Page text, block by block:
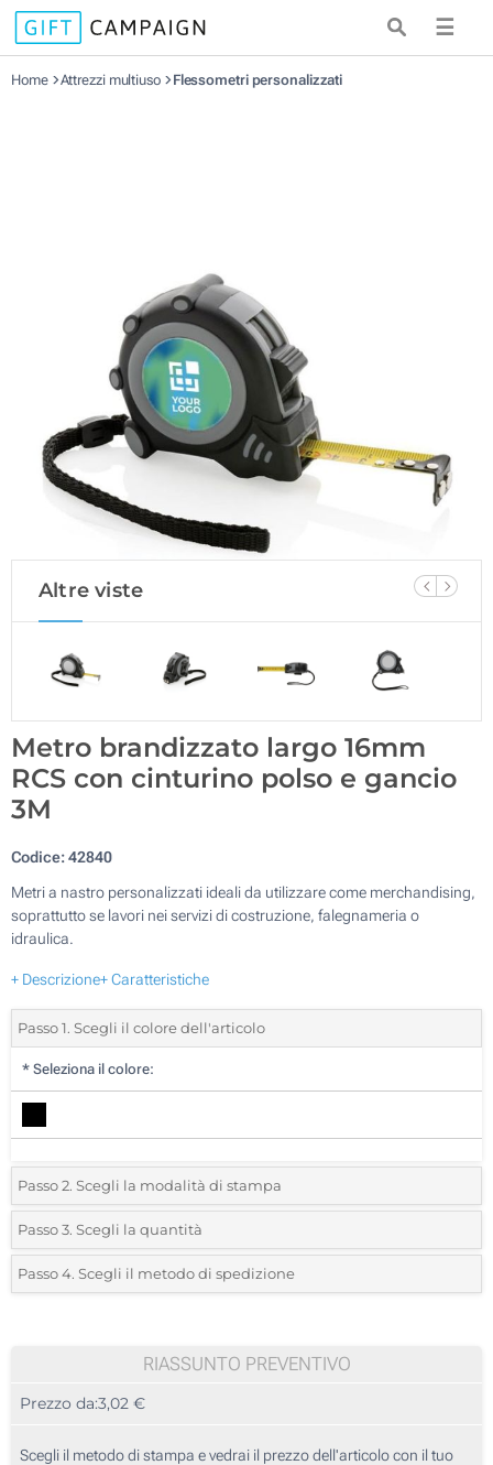
☰
Home Attrezzi multiuso Flessometri personalizzati
Altre viste
Metro brandizzato largo 16mm
RCS con cinturino polso e gancio
3M
Codice:42840
Metri a nastro personalizzati ideali da utilizzare come merchandising,
soprattutto se lavori nei servizi di costruzione, falegnameria o
idraulica.
+ Descrizione+ Caratteristiche
Passo 1. Scegli il colore dell'articolo
* Seleziona il colore:
Passo 2. Scegli la modalità di stampa
*Seleziona la posizione di stampa e il colore del vostro logo:
1 Colore (Su un lato)
3 Colori (Su un lato)
Passo 3. Scegli la quantità
*Quantità desiderata:
20
50
Passo 4. Scegli il metodo di spedizione
RIASSUNTO PREVENTIVO
Prezzo da:3,02 €
Scegli il metodo di stampa e vedrai il prezzo dell'articolo con il tuo